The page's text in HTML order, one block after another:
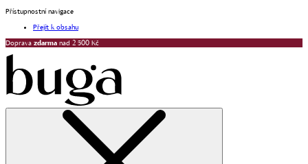
Přístupnostní navigace
Přejít k obsahu
Doprava zdarma nad 2 500 Kč